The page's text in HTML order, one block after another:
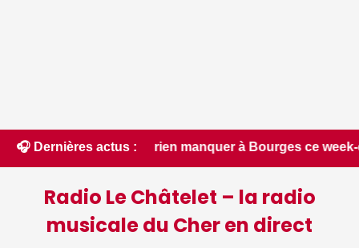
🎧 Dernières actus :
manquer à Bourges ce week-end du 7 au
Radio Le Châtelet – la radio
musicale du Cher en direct